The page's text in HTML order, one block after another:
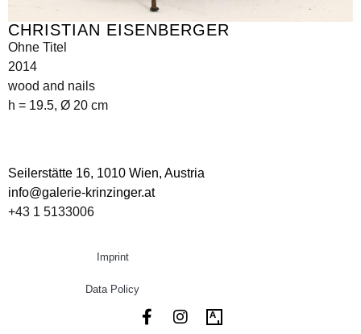
CHRISTIAN EISENBERGER
Ohne Titel
2014
wood and nails
h = 19.5, Ø 20 cm
Seilerstätte 16, 1010 Wien, Austria
info@galerie-krinzinger.at
+43 1 5133006
Imprint
Data Policy